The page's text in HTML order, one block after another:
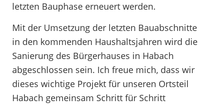
letzten Bauphase erneuert werden.
Mit der Umsetzung der letzten Bauabschnitte
in den kommenden Haushaltsjahren wird die
Sanierung des Bürgerhauses in Habach
abgeschlossen sein. Ich freue mich, dass wir
dieses wichtige Projekt für unseren Ortsteil
Habach gemeinsam Schritt für Schritt